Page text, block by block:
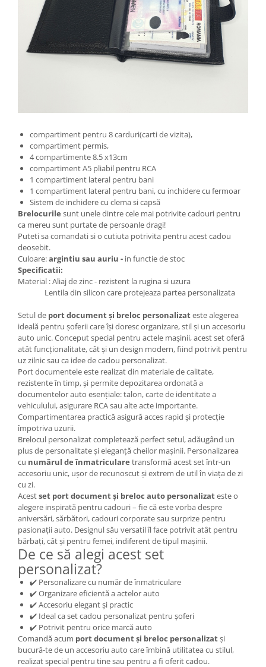
compartiment pentru 8 carduri(carti de vizita),
compartiment permis,
4 compartimente 8.5 x13cm
compartiment A5 pliabil pentru RCA
1 compartiment lateral pentru bani
1 compartiment lateral pentru bani, cu inchidere cu fermoar
Sistem de inchidere cu clema si capsă
Brelocurile sunt unele dintre cele mai potrivite cadouri pentru
ca mereu sunt purtate de persoanle dragi!
Puteti sa comandati si o cutiuta potrivita pentru acest cadou
deosebit.
Culoare:argintiu sau auriu - in functie de stoc
Specificatii:
Material : Aliaj de zinc - rezistent la rugina si uzura
Lentila din silicon care protejeaza partea personalizata
Setul de port document și breloc personalizateste alegerea
ideală pentru șoferii care își doresc organizare, stil și un accesoriu
auto unic. Conceput special pentru actele mașinii, acest set oferă
atât funcționalitate, cât și un design modern, fiind potrivit pentru
uz zilnic sau ca idee de cadou personalizat.
Port documentele este realizat din materiale de calitate,
rezistente în timp, și permite depozitarea ordonată a
documentelor auto esențiale: talon, carte de identitate a
vehiculului, asigurare RCA sau alte acte importante.
Compartimentarea practică asigură acces rapid și protecție
împotriva uzurii.
Brelocul personalizat completează perfect setul, adăugând un
plus de personalitate și eleganță cheilor mașinii. Personalizarea
cu numărul de înmatriculare transformă acest set într-un
accesoriu unic, ușor de recunoscut și extrem de util în viața de zi
cu zi.
Acestset port document și breloc auto personalizateste o
alegere inspirată pentru cadouri – fie că este vorba despre
aniversări, sărbători, cadouri corporate sau surprize pentru
pasionații auto. Designul său versatil îl face potrivit atât pentru
bărbați, cât și pentru femei, indiferent de tipul mașinii.
De ce să alegi acest set
personalizat?
✔️ Personalizare cu număr de înmatriculare
✔️ Organizare eficientă a actelor auto
✔️ Accesoriu elegant și practic
✔️ Ideal ca set cadou personalizat pentru șoferi
✔️ Potrivit pentru orice marcă auto
Comandă acum port document și breloc personalizatși
bucură-te de un accesoriu auto care îmbină utilitatea cu stilul,
realizat special pentru tine sau pentru a fi oferit cadou.